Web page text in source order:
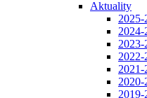
Aktuality
2025-
2024-
2023-
2022-
2021-
2020-
2019-